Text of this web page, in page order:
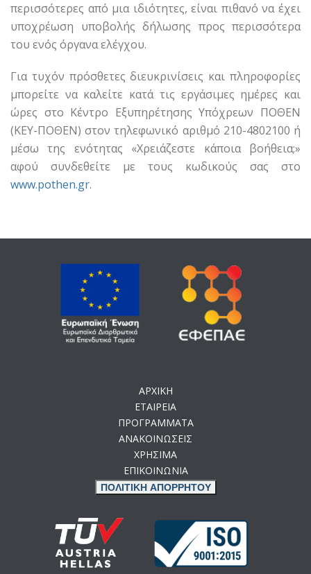
περισσότερες από μια ιδιότητες, είναι πιθανό να έχει
υποχρέωση υποβολής δήλωσης προς περισσότερα
του ενός όργανα ελέγχου.
Για τυχόν πρόσθετες διευκρινίσεις και πληροφορίες
μπορείτε να καλείτε κατά τις εργάσιμες ημέρες και
ώρες στο Κέντρο Εξυπηρέτησης Υπόχρεων ΠΟΘΕΝ
(ΚΕΥ-ΠΟΘΕΝ) στον τηλεφωνικό αριθμό 210-4802100 ή
μέσω της ενότητας «Χρειάζεστε κάποια βοήθεια;»
αφού συνδεθείτε με τους κωδικούς σας στο
www.pothen.gr.
ΑΡΧΙΚΗ
ΕΤΑΙΡΕΙΑ
ΠΡΟΓΡΑΜΜΑΤΑ
ΑΝΑΚΟΙΝΩΣΕΙΣ
ΧΡΗΣΙΜΑ
ΕΠΙΚΟΙΝΩΝΙΑ
ΠΟΛΙΤΙΚΗ ΑΠΟΡΡΗΤΟΥ